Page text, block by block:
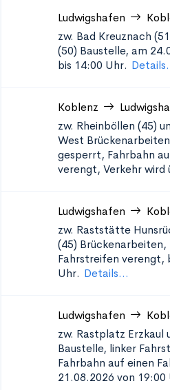
Ludwigshafen
zw. Bad Kreuznach
(50) Baustelle, am
bis 14:00 Uhr.
Koblenz
zw. Rheinböllen (45)
West
gesperrt, Fahrbahn
verengt, Verkehr wird
Ludwigshafen
zw. Raststätte
(45) Brückenarbeiten,
Fahrstreifen verengt,
Uhr. Details...
Ludwigshafen
zw. Rastplatz Erzkaul
Baustelle, linker
Fahrbahn auf einen
21.08.2026 von